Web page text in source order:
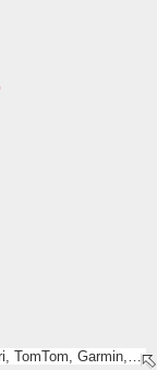
HVBG, Esri, TomTom, Garmin, GeoTechnologies, Inc, METI/NASA, USGS